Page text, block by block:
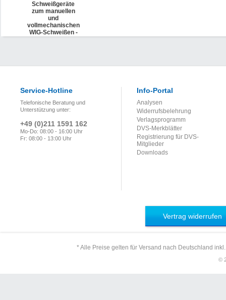
Schweißgeräte
zum manuellen
und
vollmechanischen
WIG-Schweißen -
Service-Hotline
Telefonische Beratung und
Unterstützung unter:
+49 (0)211 1591 162
Mo-Do: 08:00 - 16:00 Uhr
Fr: 08:00 - 13:00 Uhr
Info-Portal
Analysen
Widerrufsbelehrung
Verlagsprogramm
DVS-Merkblätter
Registrierung für DVS-
Mitglieder
Downloads
Vertrag widerrufen
* Alle Preise gelten für Versand nach Deutschland
©